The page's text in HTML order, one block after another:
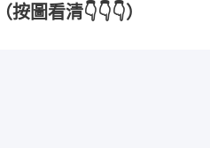
圖看清👇👇👇）